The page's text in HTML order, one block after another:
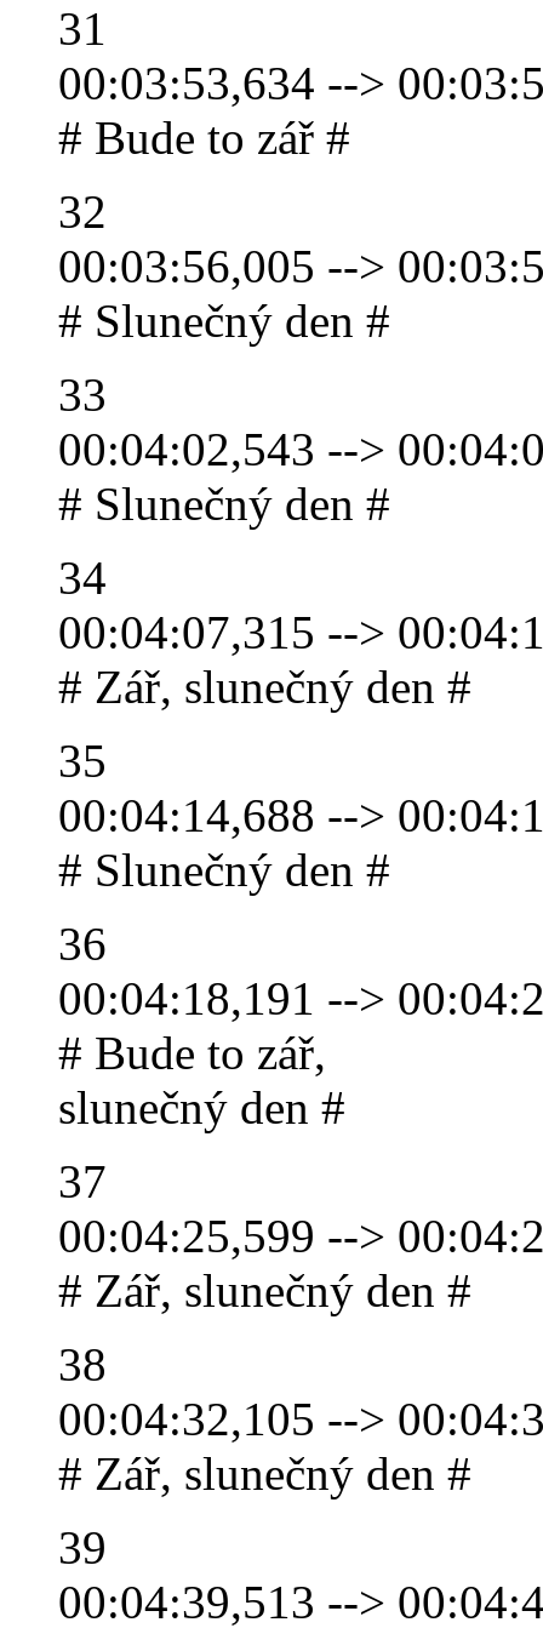
31
00:03:53,634 -->
# Bude to zář #
32
00:03:56,005 -->
# Slunečný den #
33
00:04:02,543 -->
# Slunečný den #
34
00:04:07,315 -->
# Zář, slunečný den #
35
00:04:14,688 -->
# Slunečný den #
36
00:04:18,191 -->
# Bude to zář,
slunečný den #
37
00:04:25,599 -->
# Zář, slunečný den #
38
00:04:32,105 -->
# Zář, slunečný den #
39
00:04:39,513 -->